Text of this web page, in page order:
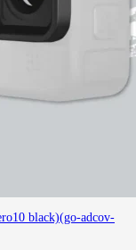
black)(go-adcov-